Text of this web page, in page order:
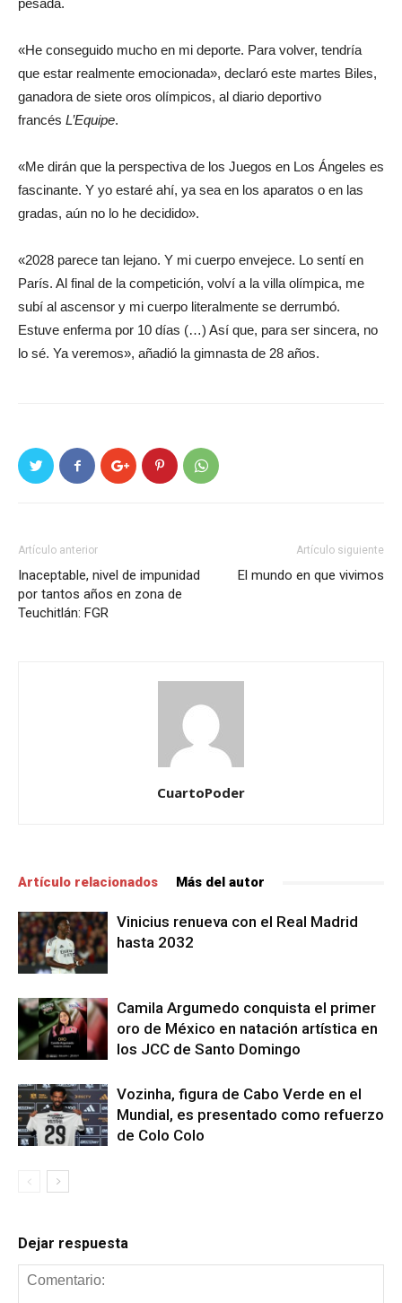
pesada.
«He conseguido mucho en mi deporte. Para volver, tendría
que estar realmente emocionada», declaró este martes Biles,
ganadora de siete oros olímpicos, al diario deportivo
francés L’Equipe.
«Me dirán que la perspectiva de los Juegos en Los Ángeles es
fascinante. Y yo estaré ahí, ya sea en los aparatos o en las
gradas, aún no lo he decidido».
«2028 parece tan lejano. Y mi cuerpo envejece. Lo sentí en
París. Al final de la competición, volví a la villa olímpica, me
subí al ascensor y mi cuerpo literalmente se derrumbó.
Estuve enferma por 10 días (…) Así que, para ser sincera, no
lo sé. Ya veremos», añadió la gimnasta de 28 años.
Artículo anterior
Inaceptable, nivel de impunidad
por tantos años en zona de
Teuchitlán: FGR
Artículo siguiente
El mundo en que vivimos
CuartoPoder
Artículo relacionados Más del autor
Vinicius renueva con el Real Madrid
hasta 2032
Camila Argumedo conquista el primer
oro de México en natación artística en
los JCC de Santo Domingo
Vozinha, figura de Cabo Verde en el
Mundial, es presentado como refuerzo
de Colo Colo
Dejar respuesta